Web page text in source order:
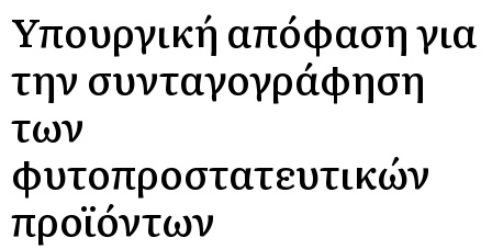
Υπουργική απόφαση για
την συνταγογράφηση
των
φυτοπροστατευτικών
προϊόντων